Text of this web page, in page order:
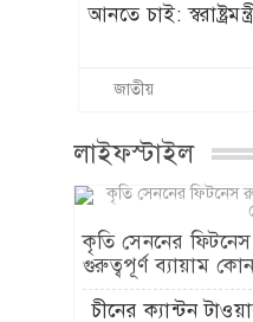
আনতে চাই:
জাতীয়
লাইফস্টাইল
কৃতি সেননের
গুরুত্বপূর্ণ ব্যায়াম
চীনের ক্যান্টন